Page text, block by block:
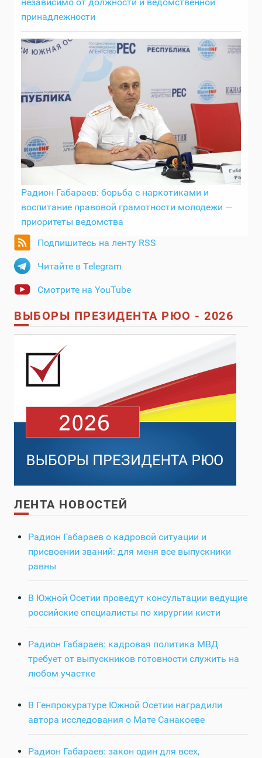
принадлежности
Радион Габараев: борьба с наркотиками и
воспитание правовой грамотности молодежи —
приоритеты ведомства
Подпишитесь на ленту RSS
Читайте в Telegram
Смотрите на YouTube
ВЫБОРЫ ПРЕЗИДЕНТА РЮО - 2026
ЛЕНТА НОВОСТЕЙ
Радион Габараев о кадровой ситуации и
присвоении званий: для меня все выпускники
равны
В Южной Осетии проведут консультации ведущие
российские специалисты по хирургии кисти
Радион Габараев: кадровая политика МВД
требует от выпускников готовности служить на
любом участке
В Генпрокуратуре Южной Осетии наградили
автора исследования о Мате Санакоеве
Радион Габараев: закон один для всех,